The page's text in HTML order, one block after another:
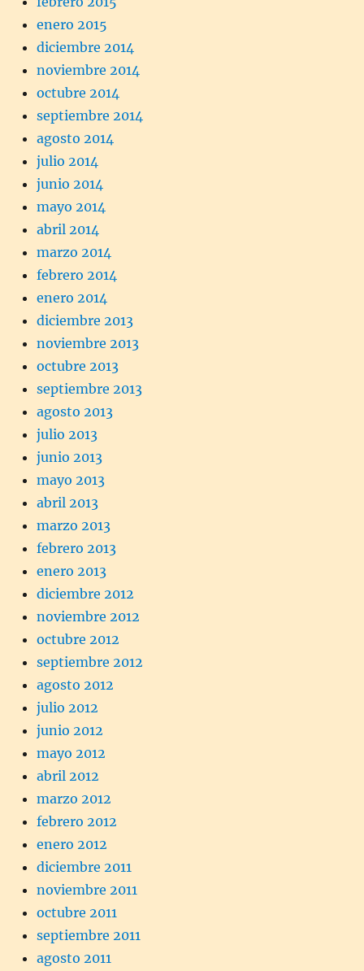
enero 2015
diciembre 2014
noviembre 2014
octubre 2014
septiembre 2014
agosto 2014
julio 2014
junio 2014
mayo 2014
abril 2014
marzo 2014
febrero 2014
enero 2014
diciembre 2013
noviembre 2013
octubre 2013
septiembre 2013
agosto 2013
julio 2013
junio 2013
mayo 2013
abril 2013
marzo 2013
febrero 2013
enero 2013
diciembre 2012
noviembre 2012
octubre 2012
septiembre 2012
agosto 2012
julio 2012
junio 2012
mayo 2012
abril 2012
marzo 2012
febrero 2012
enero 2012
diciembre 2011
noviembre 2011
octubre 2011
septiembre 2011
agosto 2011